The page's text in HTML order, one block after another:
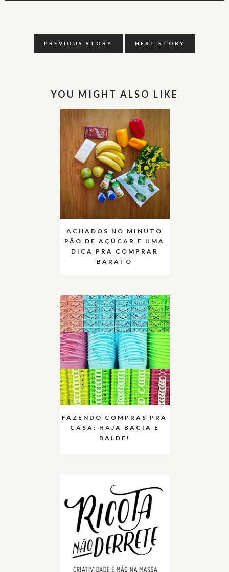
PREVIOUS STORY NEXT STORY
YOU MIGHT ALSO LIKE
ACHADOS NO MINUTO
PÃO DE AÇÚCAR E UMA
DICA PRA COMPRAR
BARATO
FAZENDO COMPRAS PRA
CASA: HAJA BACIA E
BALDE!